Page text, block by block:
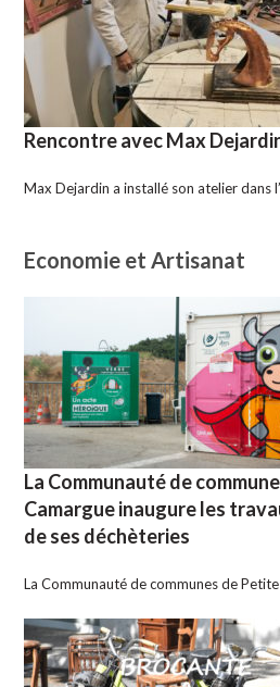
Rencontre avec Max
Max Dejardin a installé son atelier dans
Economie et Artisanat
La Communauté de
Camargue inaugure les
de ses déchèteries
La Communauté de communes de